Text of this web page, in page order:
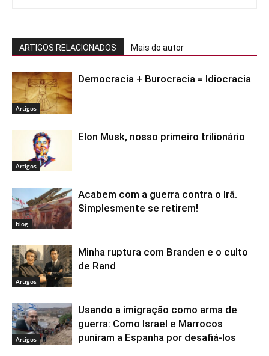
ARTIGOS RELACIONADOS Mais do autor
Artigos
Democracia + Burocracia = Idiocracia
Artigos
Elon Musk, nosso primeiro trilionário
blog
Acabem com a guerra contra o Irã.
Simplesmente se retirem!
Artigos
Minha ruptura com Branden e o culto
de Rand
Artigos
Usando a imigração como arma de
guerra: Como Israel e Marrocos
puniram a Espanha por desafiá-los